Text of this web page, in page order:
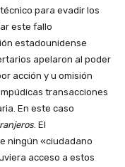
para evadir los
este fallo
estadounidense
apelaron al poder
acción y u omisión
transacciones
En este caso
. El
ningún «ciudadano
acceso a estos